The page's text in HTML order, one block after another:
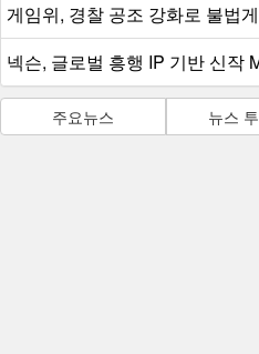
게임위, 경찰 공조 강화로 불법
넥슨, 글로벌 흥행 IP 기반 신작
주요뉴스 뉴스